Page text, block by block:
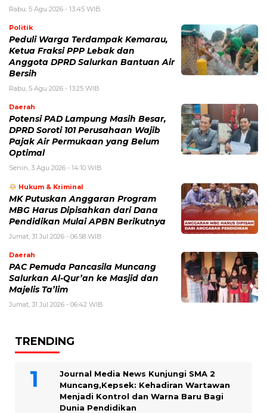
Rabu, 5 Agu 2026 - 13:45 WIB
Politik
Peduli Warga Terdampak Kemarau,
Ketua Fraksi PPP Lebak dan
Anggota DPRD Salurkan Bantuan Air
Bersih
Rabu, 5 Agu 2026 - 13:25 WIB
Daerah
Potensi PAD Lampung Masih Besar,
DPRD Soroti 101 Perusahaan Wajib
Pajak Air Permukaan yang Belum
Optimal
Senin, 3 Agu 2026 - 14:10 WIB
Hukum & Kriminal
MK Putuskan Anggaran Program
MBG Harus Dipisahkan dari Dana
Pendidikan Mulai APBN Berikutnya
Jumat, 31 Jul 2026 - 06:58 WIB
Daerah
PAC Pemuda Pancasila Muncang
Salurkan Al-Qur’an ke Masjid dan
Majelis Ta’lim
Jumat, 31 Jul 2026 - 06:42 WIB
TRENDING
Journal Media News Kunjungi SMA 2
Muncang,Kepsek: Kehadiran Wartawan
Menjadi Kontrol dan Warna Baru Bagi
Dunia Pendidikan